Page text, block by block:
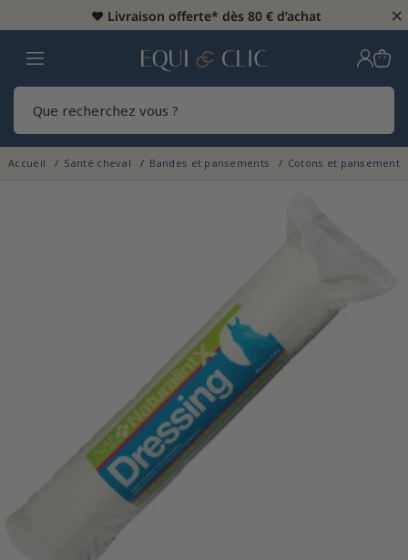
♥️ Livraison offerte* dès 80 € d’achat ×
Home
Accueil Santé cheval Bandes et pansements Cotons et